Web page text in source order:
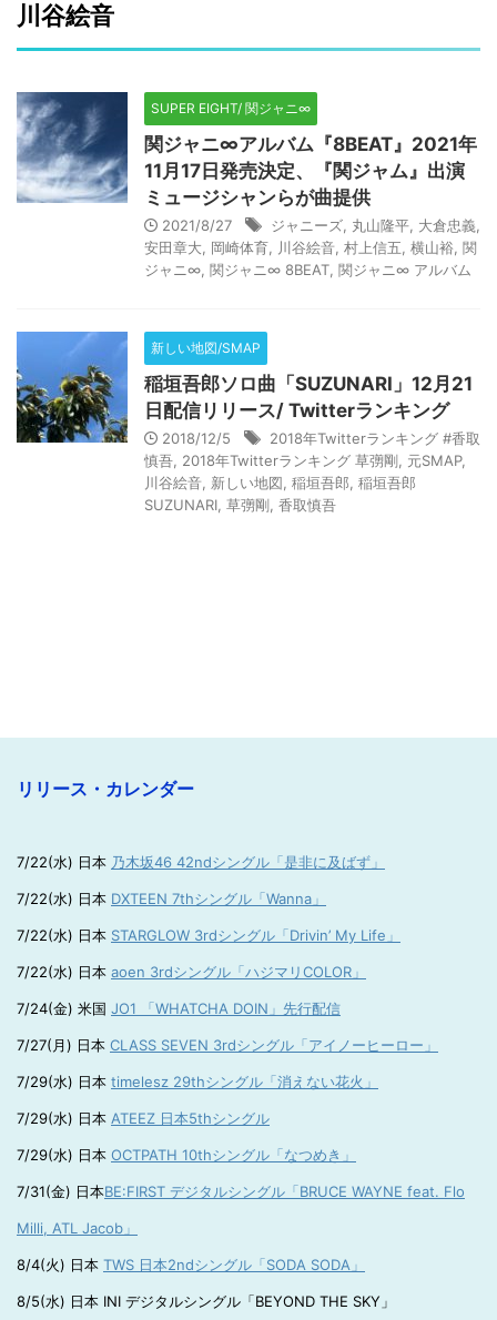
川谷絵音
SUPER EIGHT/ 関ジャニ∞
関ジャニ∞アルバム『8BEAT』2021年
11月17日発売決定、『関ジャム』出演
ミュージシャンらが曲提供
2021/8/27 ジャニーズ 丸山隆平 大倉忠義
安田章大 岡崎体育 川谷絵音 村上信五 横山裕 関
ジャニ∞ 関ジャニ∞ 8BEAT 関ジャニ∞ アルバム
新しい地図/SMAP
稲垣吾郎ソロ曲「SUZUNARI」12月21
日配信リリース/ Twitterランキング
2018/12/5
2018年Twitterランキング #香取
慎吾 2018年Twitterランキング 草彅剛 元SMAP,
川谷絵音 新しい地図 稲垣吾郎 稲垣吾郎
SUZUNARI 草彅剛 香取慎吾
リリース・カレンダー
7/22(水) 日本 乃木坂46 42ndシングル「是非に及ばず」
7/22(水) 日本 DXTEEN 7thシングル「Wanna」
7/22(水) 日本 STARGLOW 3rdシングル「Drivin’ My Life」
7/22(水) 日本 aoen 3rdシングル「ハジマリCOLOR」
7/24(金) 米国 JO1 「WHATCHA DOIN」先行配信
7/27(月) 日本 CLASS SEVEN 3rdシングル「アイノーヒーロー」
7/29(水) 日本 timelesz 29thシングル「消えない花火」
7/29(水) 日本 ATEEZ 日本5thシングル
7/29(水) 日本 OCTPATH 10thシングル「なつめき」
7/31(金) 日本BE:FIRST デジタルシングル「BRUCE WAYNE feat. Flo
Milli, ATL Jacob」
8/4(火) 日本 TWS 日本2ndシングル「SODA SODA」
8/5(水) 日本 INI デジタルシングル「BEYOND THE SKY」